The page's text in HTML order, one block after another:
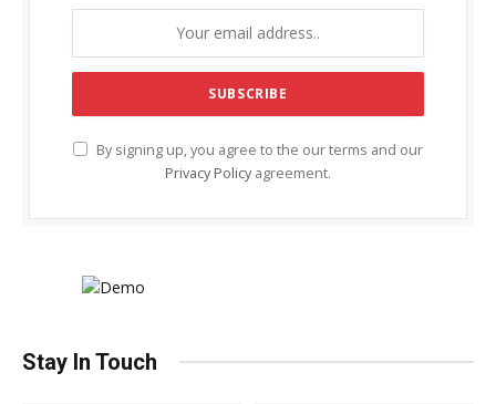
By signing up, you agree to the our terms and our
Privacy Policy agreement.
Stay In Touch